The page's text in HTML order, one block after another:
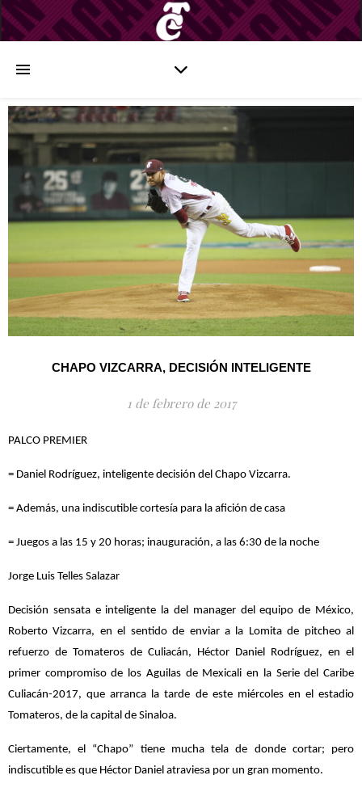
CHAPO VIZCARRA, DECISIÓN INTELIGENTE
1 de febrero de 2017
PALCO PREMIER
= Daniel Rodríguez, inteligente decisión del Chapo Vizcarra.
= Además, una indiscutible cortesía para la afición de casa
= Juegos a las 15 y 20 horas; inauguración, a las 6:30 de la noche
Jorge Luis Telles Salazar
Decisión sensata e inteligente la del manager del equipo de México,
Roberto Vizcarra, en el sentido de enviar a la Lomita de pitcheo al
refuerzo de Tomateros de Culiacán, Héctor Daniel Rodríguez, en el
primer compromiso de los Aguilas de Mexicali en la Serie del Caribe
Culiacán-2017, que arranca la tarde de este miércoles en el estadio
Tomateros, de la capital de Sinaloa.
Ciertamente, el “Chapo” tiene mucha tela de donde cortar; pero
indiscutible es que Héctor Daniel atraviesa por un gran momento.